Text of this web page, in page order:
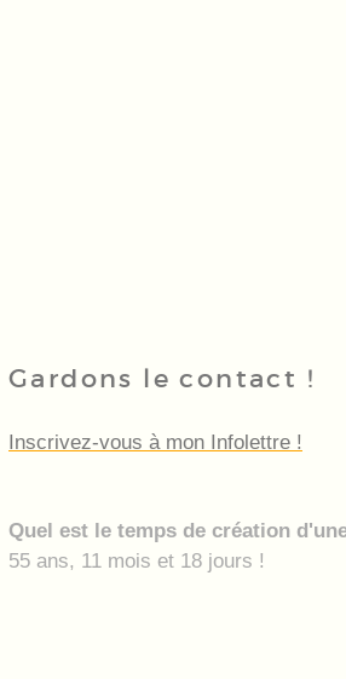
Gardons le contact !
Inscrivez-vous à mon Infolettre !
Quel est le temps de création
55 ans, 11 mois et 18 jours !